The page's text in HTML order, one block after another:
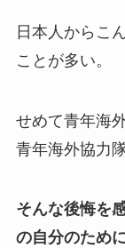
日本人からこ
ことが多い。
せめて青年海
青年海外協力
そんな後悔を
の自分のため